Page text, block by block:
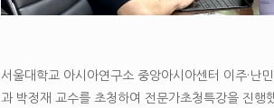
서울대학교 아시아연구소 중앙아시아센터 이주·
과 박정재 교수를 초청하여 전문가초청특강을 진행